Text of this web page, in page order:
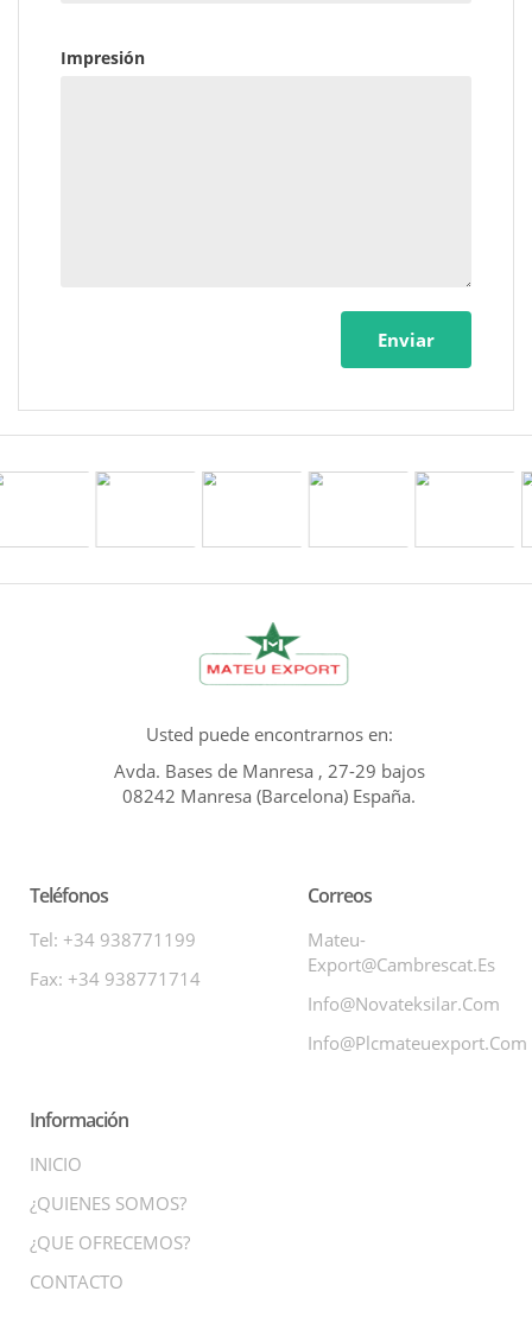
Impresión
Enviar
Usted puede encontrarnos en:
Avda. Bases de Manresa , 27-29 bajos
08242 Manresa (Barcelona) España.
Teléfonos
Tel: +34 938771199
Fax: +34 938771714
Correos
Mateu-
Export@cambrescat.es
Info@novateksilar.com
Info@plcmateuexport.com
Información
INICIO
¿QUIENES SOMOS?
¿QUE OFRECEMOS?
CONTACTO